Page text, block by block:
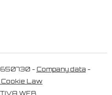
- Company data -
Law
WEB